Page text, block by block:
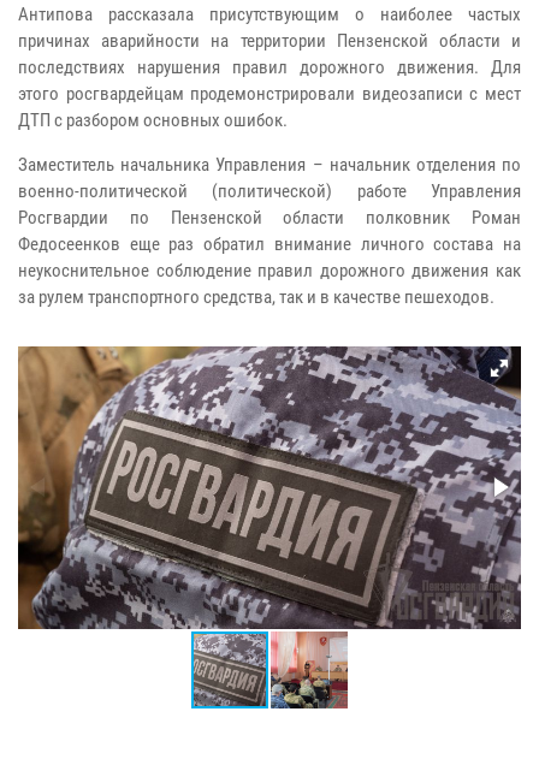
Антипова рассказала присутствующим о наиболее частых
причинах аварийности на территории Пензенской области и
последствиях нарушения правил дорожного движения. Для
этого росгвардейцам продемонстрировали видеозаписи с мест
ДТП с разбором основных ошибок.
Заместитель начальника Управления – начальник отделения по
военно-политической (политической) работе Управления
Росгвардии по Пензенской области полковник Роман
Федосеенков еще раз обратил внимание личного состава на
неукоснительное соблюдение правил дорожного движения как
за рулем транспортного средства, так и в качестве пешеходов.